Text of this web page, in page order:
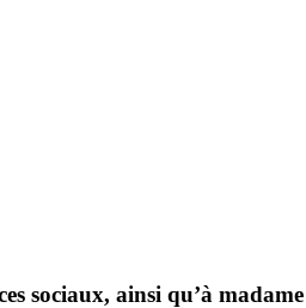
sociaux, ainsi qu’à